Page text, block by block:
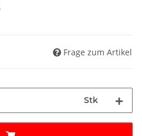
Frage zum Artikel
Stk